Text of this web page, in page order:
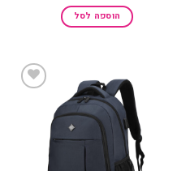
הוספה לסל